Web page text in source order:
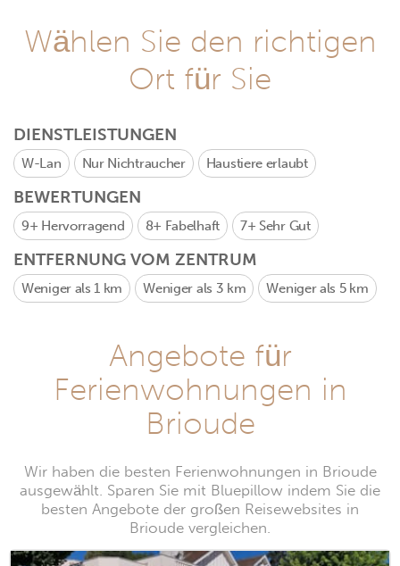
Wählen Sie den richtigen
Ort für Sie
DIENSTLEISTUNGEN
W-Lan Nur Nichtraucher Haustiere erlaubt
BEWERTUNGEN
9+ Hervorragend 8+ Fabelhaft 7+ Sehr Gut
ENTFERNUNG VOM ZENTRUM
Weniger als 1 km Weniger als 3 km Weniger als 5 km
Angebote für
Ferienwohnungen in
Brioude
Wir haben die besten Ferienwohnungen in Brioude
ausgewählt. Sparen Sie mit Bluepillow indem Sie die
besten Angebote der großen Reisewebsites in
Brioude vergleichen.